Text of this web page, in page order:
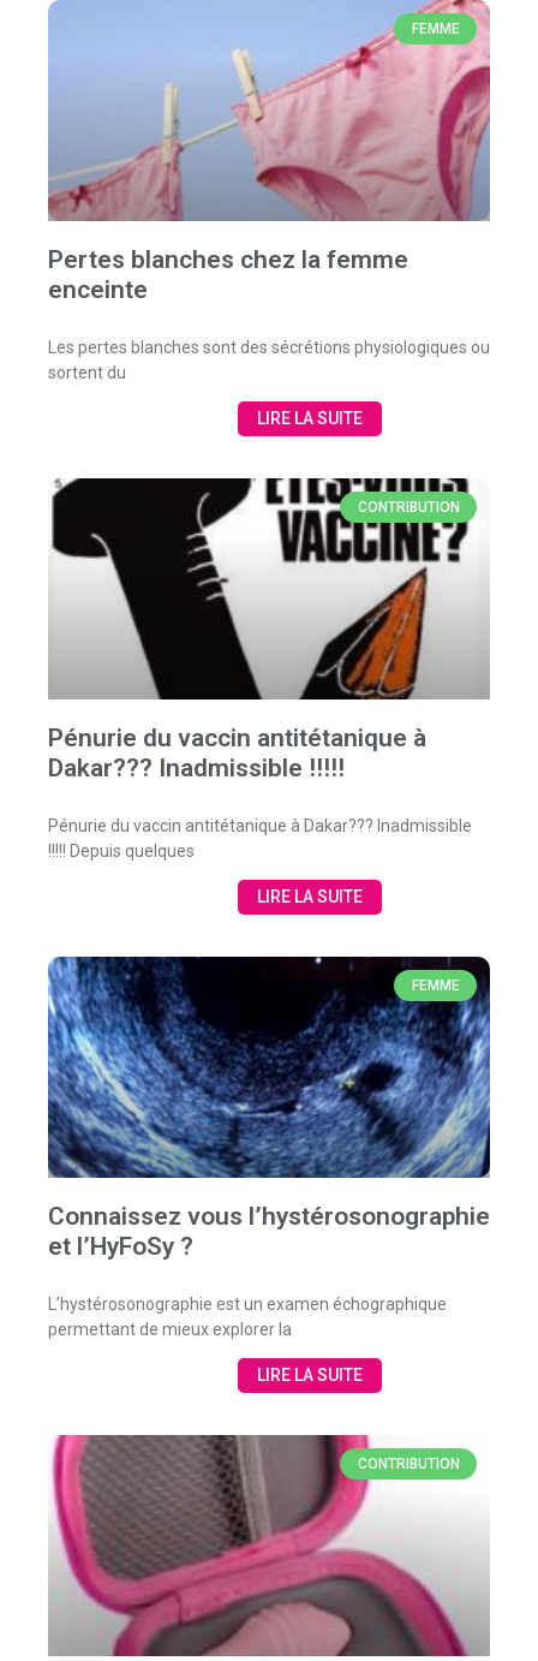
FEMME
Pertes blanches chez la femme
enceinte
Les pertes blanches sont des sécrétions physiologiques ou
sortent du
LIRE LA SUITE
CONTRIBUTION
Pénurie du vaccin antitétanique à
Dakar??? Inadmissible !!!!!
Pénurie du vaccin antitétanique à Dakar??? Inadmissible
!!!!! Depuis quelques
LIRE LA SUITE
FEMME
Connaissez vous l’hystérosonographie
et l’HyFoSy ?
L’hystérosonographie est un examen échographique
permettant de mieux explorer la
LIRE LA SUITE
CONTRIBUTION